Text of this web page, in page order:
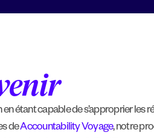
étant capable de s’approprier
deAccountability Voyage, notre